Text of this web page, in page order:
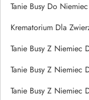
Tanie Busy Do
Krematorium Dla
Tanie Busy Z Niemiec
Tanie Busy Z Niemiec
Tanie Busy Z Niemiec